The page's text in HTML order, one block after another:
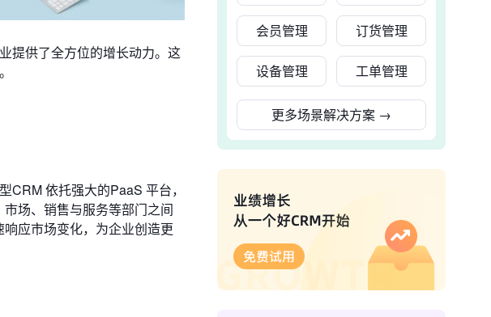
提供了全方位的增长动力。这
依托强大的PaaS 平台，
场、销售与服务等部门之间
应市场变化，为企业创造更
会员管理 订货管理
设备管理 工单管理
更多场景解决方案 →